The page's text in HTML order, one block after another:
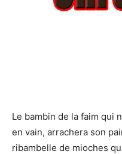
Le bambin de la faim qui
en vain, arrachera son
ribambelle de mioches